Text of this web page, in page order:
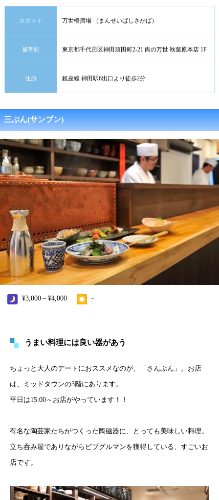
スポット 万世橋酒場 （まんせいばしさかば）
最寄駅 東京都千代田区神田須田町2-21 肉の万世 秋葉原本店 1F
住所 銀座線 神田駅6出口より徒歩2分
三ぶん(サンブン)
¥3,000～¥4,000 -
うまい料理には良い器があう
ちょっと大人のデートにおススメなのが、「さんぶん」。お店
は、ミッドタウンの3階にあります。
平日は15:00～お店がやっています！！
有名な陶芸家たちがつくった陶磁器に、とっても美味しい料理。
立ち呑み屋でありながらビブグルマンを獲得している、すごいお
店です。